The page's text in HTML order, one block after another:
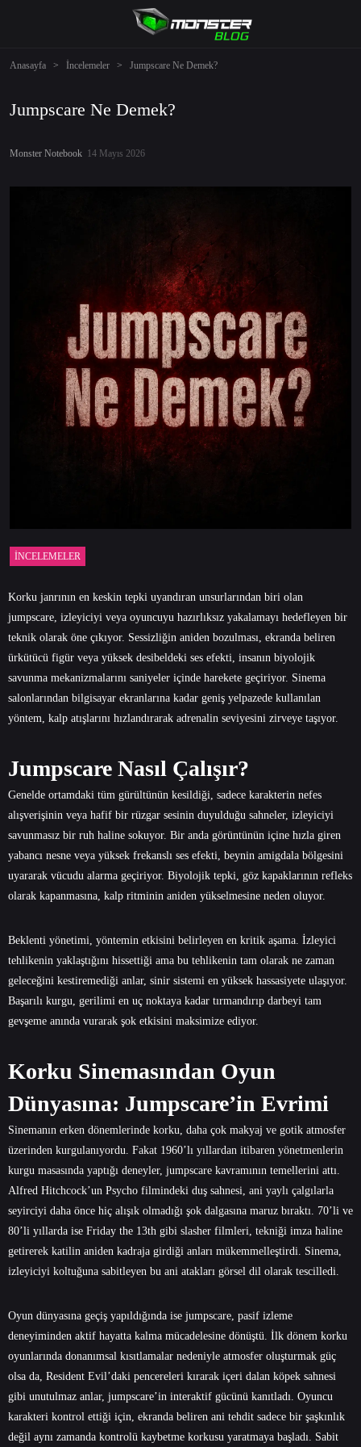
Anasayfa > İncelemeler > Jumpscare Ne Demek?
Jumpscare Ne Demek?
Monster Notebook 14 Mayıs 2026
İNCELEMELER
Korku janrının en keskin tepki uyandıran unsurlarından biri olan
jumpscare, izleyiciyi veya oyuncuyu hazırlıksız yakalamayı hedefleyen bir
teknik olarak öne çıkıyor. Sessizliğin aniden bozulması, ekranda beliren
ürkütücü figür veya yüksek desibeldeki ses efekti, insanın biyolojik
savunma mekanizmalarını saniyeler içinde harekete geçiriyor. Sinema
salonlarından bilgisayar ekranlarına kadar geniş yelpazede kullanılan
yöntem, kalp atışlarını hızlandırarak adrenalin seviyesini zirveye taşıyor.
Jumpscare Nasıl Çalışır?
Genelde ortamdaki tüm gürültünün kesildiği, sadece karakterin nefes
alışverişinin veya hafif bir rüzgar sesinin duyulduğu sahneler, izleyiciyi
savunmasız bir ruh haline sokuyor. Bir anda görüntünün içine hızla giren
yabancı nesne veya yüksek frekanslı ses efekti, beynin amigdala bölgesini
uyararak vücudu alarma geçiriyor. Biyolojik tepki, göz kapaklarının refleks
olarak kapanmasına, kalp ritminin aniden yükselmesine neden oluyor.
Beklenti yönetimi, yöntemin etkisini belirleyen en kritik aşama. İzleyici
tehlikenin yaklaştığını hissettiği ama bu tehlikenin tam olarak ne zaman
geleceğini kestiremediği anlar, sinir sistemi en yüksek hassasiyete ulaşıyor.
Başarılı kurgu, gerilimi en uç noktaya kadar tırmandırıp darbeyi tam
gevşeme anında vurarak şok etkisini maksimize ediyor.
Korku Sinemasından Oyun
Dünyasına: Jumpscare’in Evrimi
Sinemanın erken dönemlerinde korku, daha çok makyaj ve gotik atmosfer
üzerinden kurgulanıyordu. Fakat 1960’lı yıllardan itibaren yönetmenlerin
kurgu masasında yaptığı deneyler, jumpscare kavramının temellerini attı.
Alfred Hitchcock’un Psycho filmindeki duş sahnesi, ani yaylı çalgılarla
seyirciyi daha önce hiç alışık olmadığı şok dalgasına maruz bıraktı. 70’li ve
80’li yıllarda ise Friday the 13th gibi slasher filmleri, tekniği imza haline
getirerek katilin aniden kadraja girdiği anları mükemmelleştirdi. Sinema,
izleyiciyi koltuğuna sabitleyen bu ani atakları görsel dil olarak tescilledi.
Oyun dünyasına geçiş yapıldığında ise jumpscare, pasif izleme
deneyiminden aktif hayatta kalma mücadelesine dönüştü. İlk dönem korku
oyunlarında donanımsal kısıtlamalar nedeniyle atmosfer oluşturmak güç
olsa da, Resident Evil’daki pencereleri kırarak içeri dalan köpek sahnesi
gibi unutulmaz anlar, jumpscare’in interaktif gücünü kanıtladı. Oyuncu
karakteri kontrol ettiği için, ekranda beliren ani tehdit sadece bir şaşkınlık
değil aynı zamanda kontrolü kaybetme korkusu yaratmaya başladı. Sabit